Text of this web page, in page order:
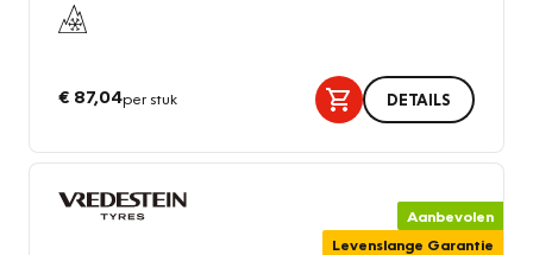
€ 87,04per stuk DETAILS
Aanbevolen
Levenslange Garantie